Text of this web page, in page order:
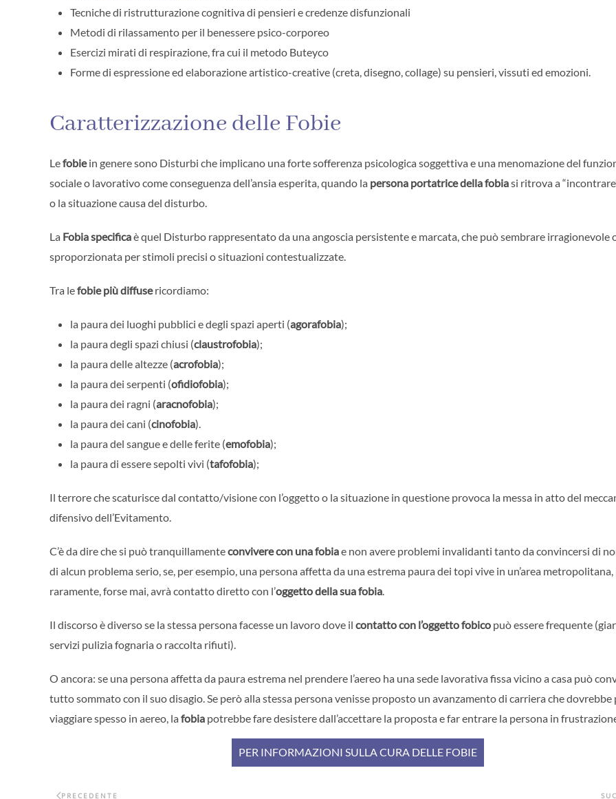
Tecniche di ristrutturazione cognitiva di pensieri e credenze disfunzionali
Metodi di rilassamento per il benessere psico-corporeo
Esercizi mirati di respirazione, fra cui il metodo Buteyco
Forme di espressione ed elaborazione artistico-creative (creta, disegno, collage) su pensieri, vissuti ed emozioni.
Caratterizzazione delle Fobie
Lefobiein genere sono Disturbi che implicano una forte sofferenza psicologica soggettiva e una menomazione del
sociale o lavorativo come conseguenza dell’ansia esperita, quando la persona portatrice della fobiasi ritrova a
o la situazione causa del disturbo.
La Fobia specificaè quel Disturbo rappresentato da una angoscia persistente e marcata, che può sembrare irragionevole
sproporzionata per stimoli precisi o situazioni contestualizzate.
Tra lefobie più diffusericordiamo:
la paura dei luoghi pubblici e degli spazi aperti (agorafobia);
la paura degli spazi chiusi (claustrofobia);
la paura delle altezze (acrofobia);
la paura dei serpenti (ofidiofobia);
la paura dei ragni (aracnofobia);
la paura dei cani (cinofobia).
la paura del sangue e delle ferite (emofobia);
la paura di essere sepolti vivi (tafofobia);
Il terrore che scaturisce dal contatto/visione con l’oggetto o la situazione in questione provoca la messa in atto del
difensivo dell’Evitamento.
C’è da dire che si può tranquillamenteconvivere con una fobiae non avere problemi invalidanti tanto da convincersi di
di alcun problema serio, se, per esempio, una persona affetta da una estrema paura dei topi vive in un’area
raramente, forse mai, avrà contatto diretto con l’oggetto della sua fobia.
Il discorso è diverso se la stessa persona facesse un lavoro dove il contatto con l’oggetto fobico può essere frequente
servizi pulizia fognaria o raccolta rifiuti).
O ancora: se una persona affetta da paura estrema nel prendere l’aereo ha una sede lavorativa fissa vicino a casa può
tutto sommato con il suo disagio. Se però alla stessa persona venisse proposto un avanzamento di carriera che dovrebbe
viaggiare spesso in aereo, la fobia potrebbe fare desistere dall’accettare la proposta e far entrare la persona in
PER INFORMAZIONI SULLA CURA DELLE FOBIE
PRECEDENTE